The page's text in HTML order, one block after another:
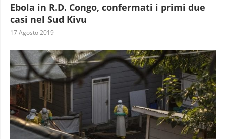
Ebola in R.D. Congo, confermati i primi due
casi nel Sud Kivu
17 Agosto 2019